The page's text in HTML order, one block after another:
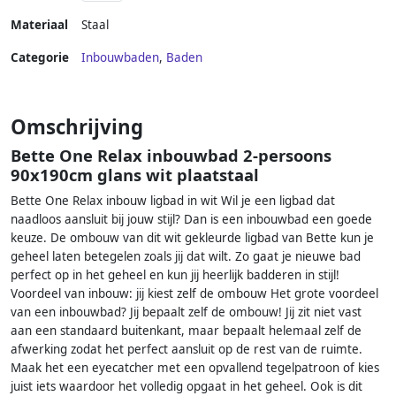
Materiaal Staal
Categorie Inbouwbaden, Baden
Omschrijving
Bette One Relax inbouwbad 2-persoons
90x190cm glans wit plaatstaal
Bette One Relax inbouw ligbad in wit Wil je een ligbad dat
naadloos aansluit bij jouw stijl? Dan is een inbouwbad een goede
keuze. De ombouw van dit wit gekleurde ligbad van Bette kun je
geheel laten betegelen zoals jij dat wilt. Zo gaat je nieuwe bad
perfect op in het geheel en kun jij heerlijk badderen in stijl!
Voordeel van inbouw: jij kiest zelf de ombouw Het grote voordeel
van een inbouwbad? Jij bepaalt zelf de ombouw! Jij zit niet vast
aan een standaard buitenkant, maar bepaalt helemaal zelf de
afwerking zodat het perfect aansluit op de rest van de ruimte.
Maak het een eyecatcher met een opvallend tegelpatroon of kies
juist iets waardoor het volledig opgaat in het geheel. Ook is dit